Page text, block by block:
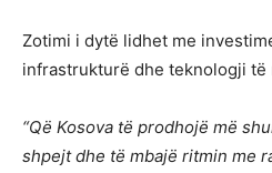
Zotimi i dytë lidhet me
infrastrukturë dhe teknologji të
“Që Kosova të prodhojë më
shpejt dhe të mbajë ritmin me